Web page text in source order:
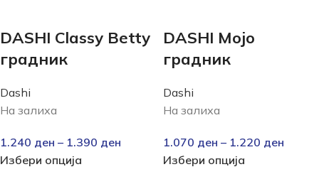
DASHI Classy Betty
градник
Dashi
На залиха
1.240 ден – 1.390 ден
Избери опција
DASHI Mojo
градник
Dashi
На залиха
1.070 ден – 1.220 ден
Избери опција